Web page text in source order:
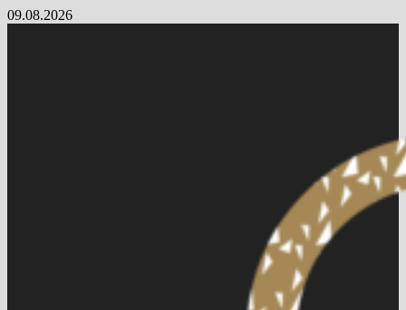
Skip
09.08.2026